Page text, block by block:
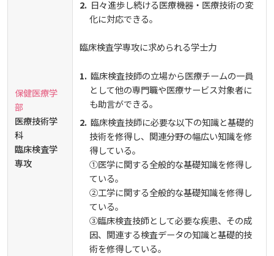
保健医療学
部
医療技術学
科
臨床検査学
専攻
日々進歩し続ける医療機器・医療技術の変
化に対応できる。
臨床検査学専攻に求められる学士力
臨床検査技師の立場から医療チームの一員
として他の専門職や医療サービス対象者に
も助言ができる。
臨床検査技師に必要な以下の知識と基礎的
技術を修得し、関連分野の幅広い知識を修
得している。
①医学に関する全般的な基礎知識を修得し
ている。
②工学に関する全般的な基礎知識を修得し
ている。
③臨床検査技師として必要な疾患、その成
因、関連する検査データの知識と基礎的技
術を修得している。